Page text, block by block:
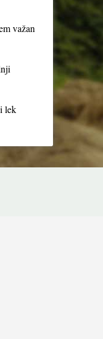
važan
lek